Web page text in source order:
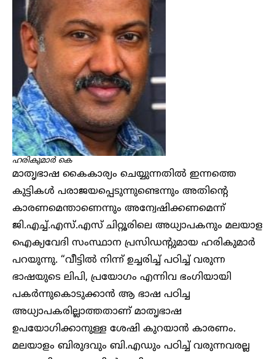
ഹരികുമാർ കെ
മാതൃഭാഷ കൈകാര്യം ചെയ്യുന്നതിൽ ഇന്നത്തെ
കുട്ടികൾ പരാജയപ്പെടുന്നുണ്ടെന്നും അതിന്റെ
കാരണമെന്താണെന്നും അന്വേഷിക്കണമെന്ന്
ജി.എച്ച്.എസ്.എസ് ചിറ്റൂരിലെ അധ്യാപകനും മലയാള
ഐക്യവേദി സംസ്ഥാന പ്രസിഡന്റുമായ ഹരികുമാർ
പറയുന്നു. “വീട്ടില്‍ നിന്ന് ഉച്ചരിച്ച് പഠിച്ച് വരുന്ന
ഭാഷയുടെ ലിപി, പ്രയോഗം എന്നിവ ഭംഗിയായി
പകര്‍ന്നുകൊടുക്കാന്‍ ആ ഭാഷ പഠിച്ച
അധ്യാപകരില്ലാത്തതാണ് മാതൃഭാഷ
ഉപയോഗിക്കാനുള്ള ശേഷി കുറയാന്‍ കാരണം.
മലയാളം ബിരുദവും ബി.എഡ‍ും പഠിച്ച് വരുന്നവരല്ല